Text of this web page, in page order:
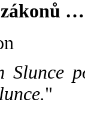
…
Slunce
"